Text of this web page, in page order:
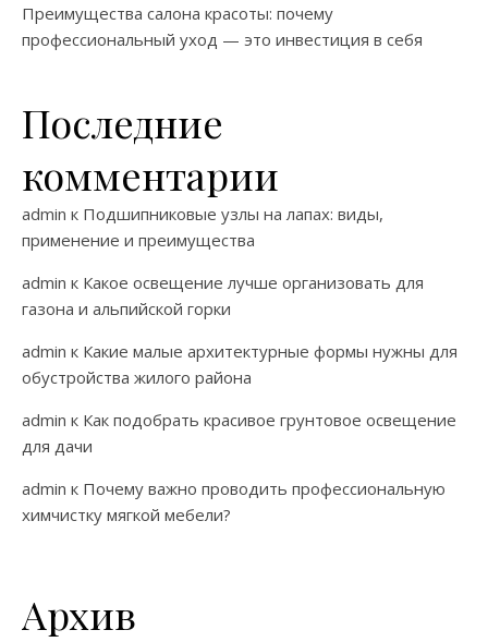
Преимущества салона красоты: почему
профессиональный уход — это инвестиция в себя
Последние
комментарии
admin к Подшипниковые узлы на лапах: виды,
применение и преимущества
admin к Какое освещение лучше организовать для
газона и альпийской горки
admin к Какие малые архитектурные формы нужны для
обустройства жилого района
admin к Как подобрать красивое грунтовое освещение
для дачи
admin к Почему важно проводить профессиональную
химчистку мягкой мебели?
Архив